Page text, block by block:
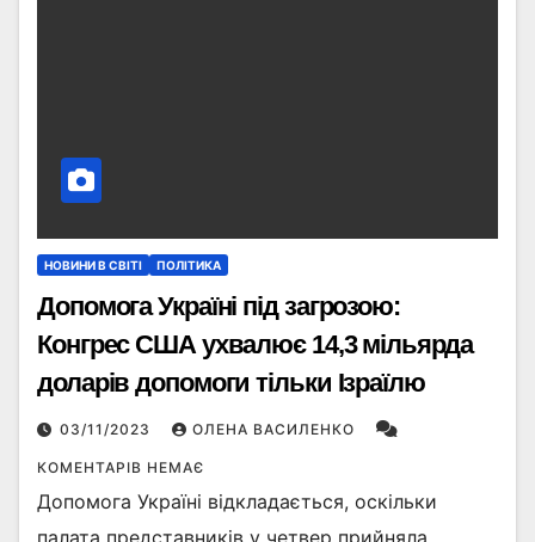
НОВИНИ В СВІТІ ПОЛІТИКА
Допомога Україні під загрозою:
Конгрес США ухвалює 14,3 мільярда
доларів допомоги тільки Ізраїлю
03/11/2023 ОЛЕНА ВАСИЛЕНКО
КОМЕНТАРІВ НЕМАЄ
Допомога Україні відкладається, оскільки
палата представників у четвер прийняла